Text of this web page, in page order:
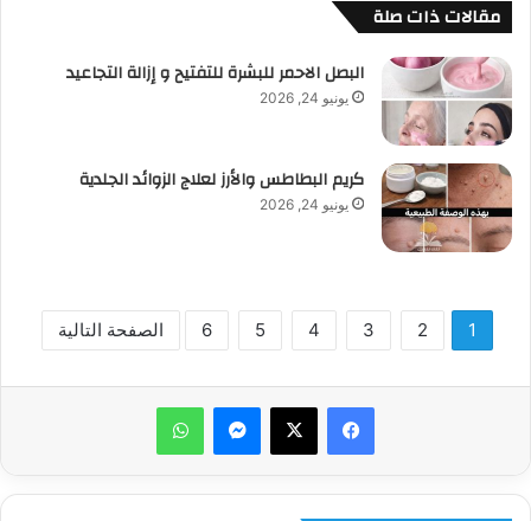
مقالات ذات صلة
البصل الاحمر للبشرة للتفتيح و إزالة التجاعيد
يونيو 24, 2026
كريم البطاطس والأرز لعلاج الزوائد الجلدية
يونيو 24, 2026
1
2
3
4
5
6 الصفحة التالية
ماسنجر واتساب